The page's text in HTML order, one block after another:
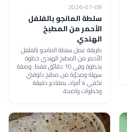
2026-07-08
سلطة المانجو بالفلفل
الأحمر من المطبخ
الهندي
طريقة عمل سلطة المانجو بالفلفل
الأحمر من المطبخ الهندي خطوة
بخطوة وفي 10 دقائق فقط. وصفة
سهلة ومجرّبة من مطبخ دلوقتي
تكفي 4 أفراد، بمقادير دقيقة
وخطوات واضحة.